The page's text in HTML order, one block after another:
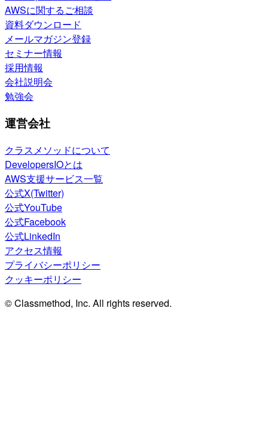
AWSに関するご相談
資料ダウンロード
メールマガジン登録
セミナー情報
採用情報
会社説明会
勉強会
運営会社
クラスメソッドについて
DevelopersIOとは
AWS支援サービス一覧
公式X(Twitter)
公式YouTube
公式Facebook
公式LinkedIn
アクセス情報
プライバシーポリシー
クッキーポリシー
© Classmethod, Inc. All rights reserved.